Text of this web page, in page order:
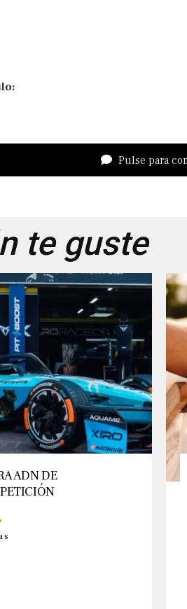
Pulse para
te guste
ADN DE